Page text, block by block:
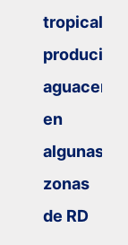
tropical
producirá
aguaceros
en
algunas
zonas
de RD